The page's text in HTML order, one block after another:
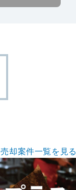
却案件一覧を見る